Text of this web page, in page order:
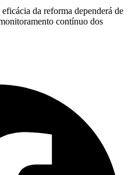
da reforma dependerá de
contínuo dos